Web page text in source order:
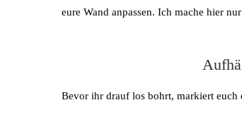
eure Wand anpassen. Ich mache hier
Bevor ihr drauf los bohrt, markiert euch